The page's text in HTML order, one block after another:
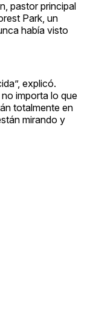
pastor principal
Park, un
había visto
explicó.
importa lo que
totalmente en
mirando y